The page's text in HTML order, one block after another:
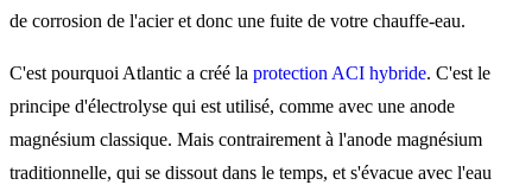
de corrosion de l'acier et donc une fuite de votre chauffe-eau.
C'est pourquoi Atlantic a créé la protection ACI hybride. C'est le
principe d'électrolyse qui est utilisé, comme avec une anode
magnésium classique. Mais contrairement à l'anode magnésium
traditionnelle, qui se dissout dans le temps, et s'évacue avec l'eau